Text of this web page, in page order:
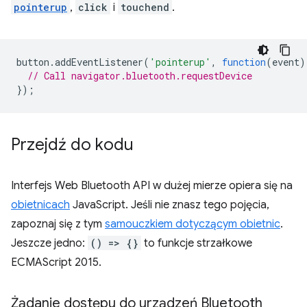
pointerup , click i touchend .
button .addEventListener( 'pointerup' , function(event)
// Call navigator.bluetooth.requestDevice
});
Przejdź do kodu
Interfejs Web Bluetooth API w dużej mierze opiera się na
obietnicach JavaScript. Jeśli nie znasz tego pojęcia,
zapoznaj się z tym samouczkiem dotyczącym obietnic.
Jeszcze jedno: () => {} to funkcje strzałkowe
ECMAScript 2015.
Żądanie dostępu do urządzeń Bluetooth